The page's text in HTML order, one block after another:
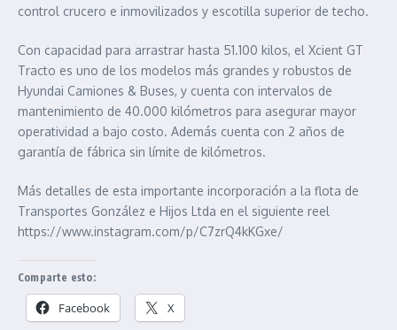
control crucero e inmovilizados y escotilla superior de techo.
Con capacidad para arrastrar hasta 51.100 kilos, el Xcient GT
Tracto es uno de los modelos más grandes y robustos de
Hyundai Camiones & Buses, y cuenta con intervalos de
mantenimiento de 40.000 kilómetros para asegurar mayor
operatividad a bajo costo. Además cuenta con 2 años de
garantía de fábrica sin límite de kilómetros.
Más detalles de esta importante incorporación a la flota de
Transportes González e Hijos Ltda en el siguiente reel
https://www.instagram.com/p/C7zrQ4kKGxe/
Comparte esto:
Facebook X